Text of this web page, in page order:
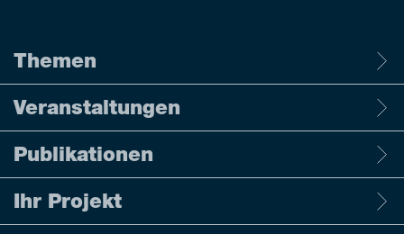
Themen
Veranstaltungen
Publikationen
Ihr Projekt